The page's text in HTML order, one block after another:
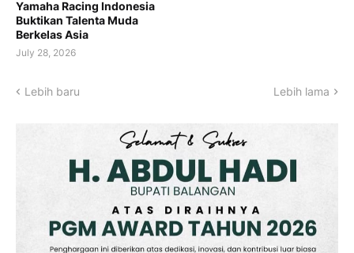
Yamaha Racing Indonesia
Buktikan Talenta Muda
Berkelas Asia
July 28, 2026
Lebih baru Lebih lama